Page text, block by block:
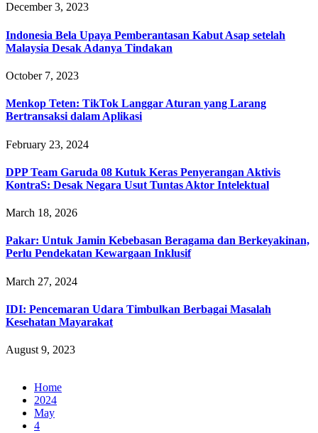
December 3, 2023
Indonesia Bela Upaya Pemberantasan Kabut Asap setelah
Malaysia Desak Adanya Tindakan
October 7, 2023
Menkop Teten: TikTok Langgar Aturan yang Larang
Bertransaksi dalam Aplikasi
February 23, 2024
DPP Team Garuda 08 Kutuk Keras Penyerangan Aktivis
KontraS: Desak Negara Usut Tuntas Aktor Intelektual
March 18, 2026
Pakar: Untuk Jamin Kebebasan Beragama dan Berkeyakinan,
Perlu Pendekatan Kewargaan Inklusif
March 27, 2024
IDI: Pencemaran Udara Timbulkan Berbagai Masalah
Kesehatan Mayarakat
August 9, 2023
Home
2024
May
4